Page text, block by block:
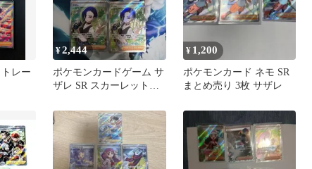
レー
¥2,444
ポケモンカードゲーム サ
ザレ SR スカーレット&
¥ 1,200
ポケモンカード ネモ SR
まとめ売り 3枚 サザレ